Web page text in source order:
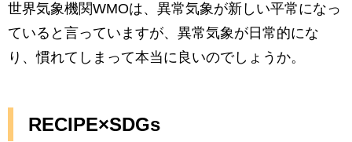
世界気象機関WMOは、異常気象が新しい平常になっ
ていると言っていますが、異常気象が日常的にな
り、慣れてしまって本当に良いのでしょうか。
RECIPE×SDGs